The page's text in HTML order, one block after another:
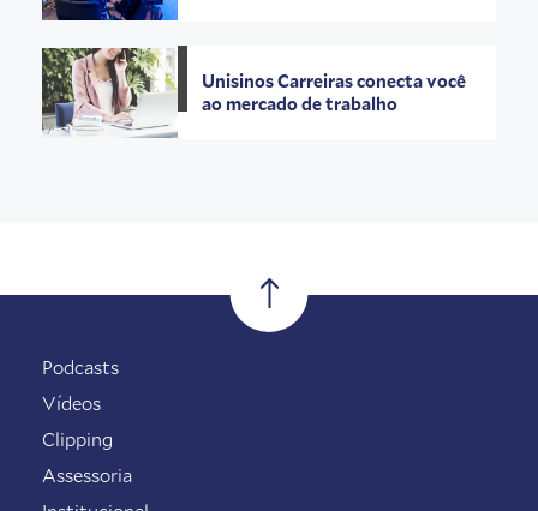
Unisinos Carreiras conecta você
ao mercado de trabalho
Podcasts
Vídeos
Clipping
Assessoria